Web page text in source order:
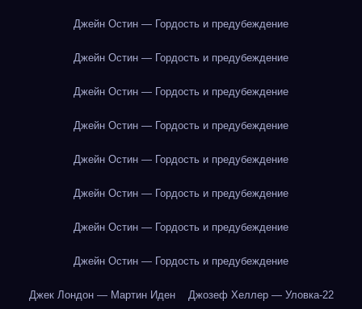
Джейн Остин — Гордость и предубеждение
Джейн Остин — Гордость и предубеждение
Джейн Остин — Гордость и предубеждение
Джейн Остин — Гордость и предубеждение
Джейн Остин — Гордость и предубеждение
Джейн Остин — Гордость и предубеждение
Джейн Остин — Гордость и предубеждение
Джейн Остин — Гордость и предубеждение
Джек Лондон — Мартин Иден Джозеф Хеллер — Уловка-22